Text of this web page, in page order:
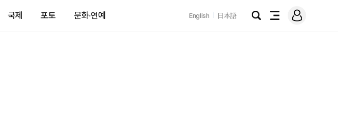
국제 포토 문화·연예 English 日本語
검
전
메
그